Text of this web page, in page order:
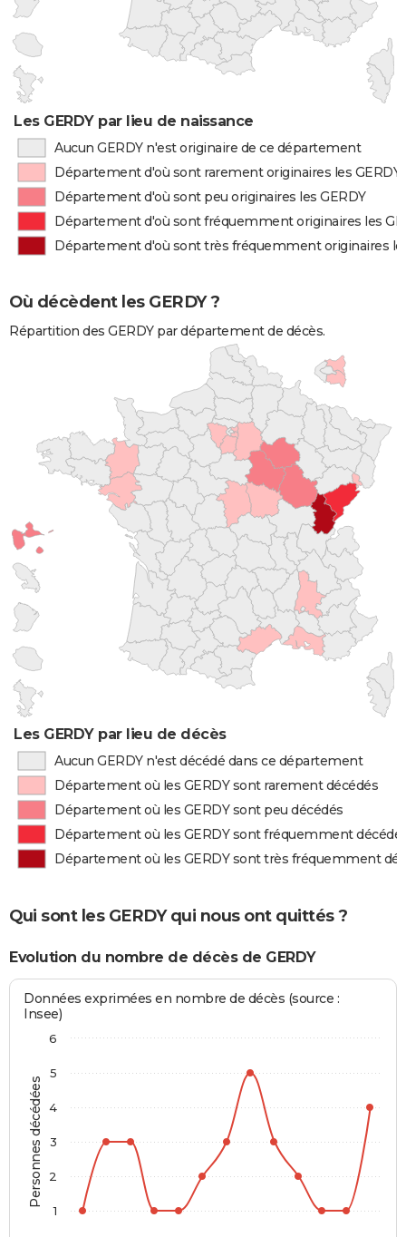
Les GERDY par lieu de naissance
Aucun GERDY n'est originaire de ce département
Département d'où sont rarement originaires les GERDY
Département d'où sont peu originaires les GERDY
Département d'où sont fréquemment originaires les
Département d'où sont très fréquemment originaires
Où décèdent les GERDY ?
Répartition des GERDY par département de décès.
Les GERDY par lieu de décès
Aucun GERDY n'est décédé dans ce département
Département où les GERDY sont rarement décédés
Département où les GERDY sont peu décédés
Département où les GERDY sont fréquemment
Département où les GERDY sont très fréquemment
Qui sont les GERDY qui nous ont quittés ?
Evolution du nombre de décès de GERDY
Personnes décédées
Données exprimées en nombre de décès (source :
Insee)
1
2
3
4
5
6